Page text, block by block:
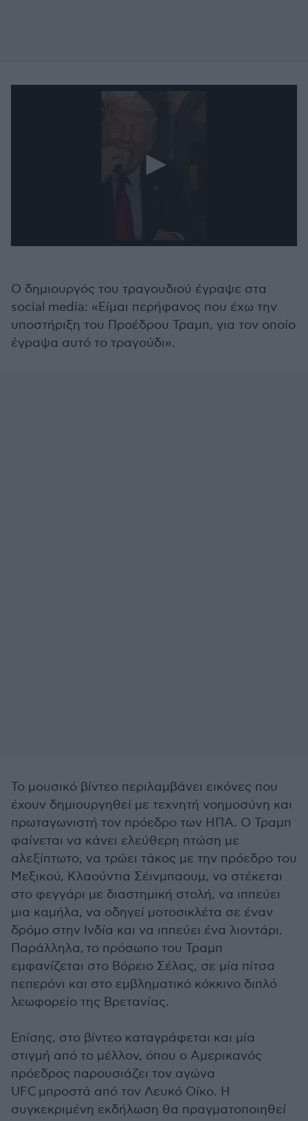
1
minute,
0
Ο δημιουργός του τραγουδιού έγραψε στα
social media: «Είμαι περήφανος που έχω την
υποστήριξη του Προέδρου Τραμπ, για τον οποίο
έγραψα αυτό το τραγούδι».
Το μουσικό βίντεο περιλαμβάνει εικόνες που
έχουν δημιουργηθεί με τεχνητή νοημοσύνη και
πρωταγωνιστή τον πρόεδρο των ΗΠΑ. Ο Τραμπ
φαίνεται να κάνει ελεύθερη πτώση με
αλεξίπτωτο, να τρώει τάκος με την πρόεδρο του
Μεξικού, Κλαούντια Σέινμπαουμ, να στέκεται
στο φεγγάρι με διαστημική στολή, να ιππεύει
μια καμήλα, να οδηγεί μοτοσικλέτα σε έναν
δρόμο στην Ινδία και να ιππεύει ένα λιοντάρι.
Παράλληλα, το πρόσωπο του Τραμπ
εμφανίζεται στο Βόρειο Σέλας, σε μία πίτσα
πεπερόνι και στο εμβληματικό κόκκινο διπλό
λεωφορείο της Βρετανίας.
Επίσης, στο βίντεο καταγράφεται και μία
στιγμή από το μέλλον, όπου ο Αμερικανός
πρόεδρος παρουσιάζει τον αγώνα
UFC μπροστά από τον Λευκό Οίκο. Η
συγκεκριμένη εκδήλωση θα πραγματοποιηθεί